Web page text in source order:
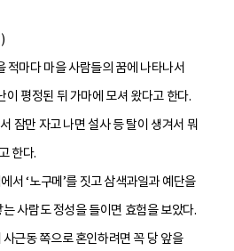
마다 마을 사람들의 꿈에 나타나서
이 평정된 뒤 가마에 모셔 왔다고 한다.
잠만 자고 나면 설사 등 탈이 생겨서 뭐
한다.
서 ‘노구메’를 짓고 삼색과일과 예단을
사람도 정성을 들이면 효험을 보았다.
근동 쪽으로 혼인하려면 꼭 당 앞을